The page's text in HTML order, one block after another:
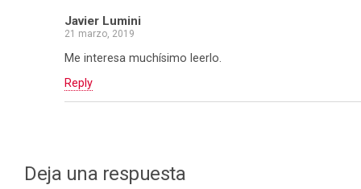
Javier Lumini
21 marzo, 2019
Me interesa muchísimo leerlo.
Reply
Deja una respuesta